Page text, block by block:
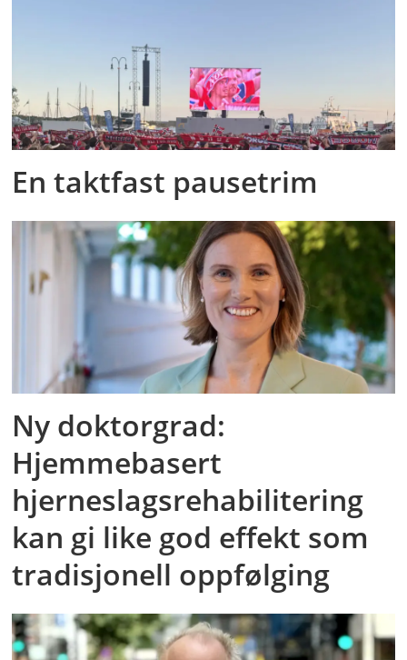
En taktfast pausetrim
Ny doktorgrad:
Hjemmebasert
hjerneslagsrehabilitering
kan gi like god effekt som
tradisjonell oppfølging